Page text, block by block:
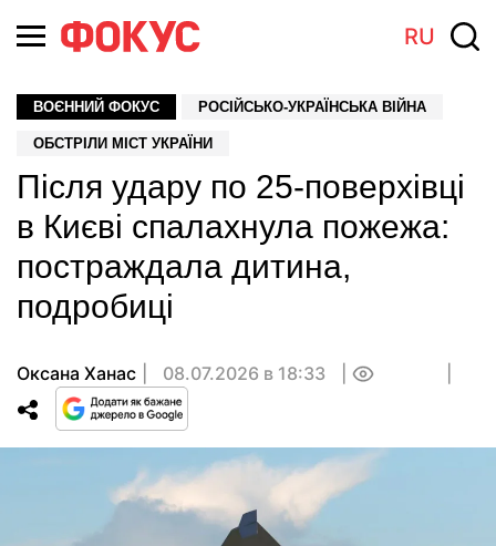
RU
ВОЄННИЙ ФОКУС РОСІЙСЬКО-УКРАЇНСЬКА ВІЙНА
ОБСТРІЛИ МІСТ УКРАЇНИ
Після удару по 25-поверхівці
в Києві спалахнула пожежа:
постраждала дитина,
подробиці
Оксана Ханас 08.07.2026 в 18:33